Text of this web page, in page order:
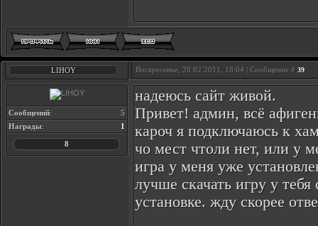
LIHOY Воскресенье, 20.02.2011, 18:04 | Сообщение # 39
Сообщений:
5
Награды: 1
8
надеюсь сайт живой.
Привет! админ, всё
кароч я подключаюсь к
чо мест чтоли нет, или у
игра у меня уже
лучше скачать игру у тебя
установке. жду скорее